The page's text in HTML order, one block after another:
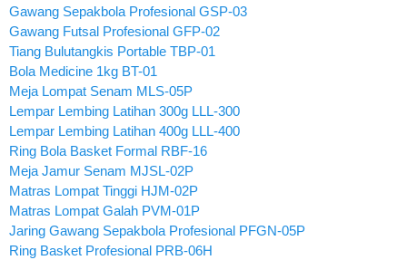
Gawang Sepakbola Profesional GSP-03
Gawang Futsal Profesional GFP-02
Tiang Bulutangkis Portable TBP-01
Bola Medicine 1kg BT-01
Meja Lompat Senam MLS-05P
Lempar Lembing Latihan 300g LLL-300
Lempar Lembing Latihan 400g LLL-400
Ring Bola Basket Formal RBF-16
Meja Jamur Senam MJSL-02P
Matras Lompat Tinggi HJM-02P
Matras Lompat Galah PVM-01P
Jaring Gawang Sepakbola Profesional PFGN-05P
Ring Basket Profesional PRB-06H